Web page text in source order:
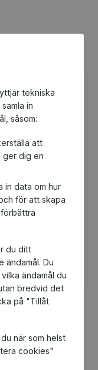
tekniska
in
såsom:
att
ger dig en
in data om hur
för att skapa
du ditt
ändamål. Du
ändamål du
bredvid det
på "Tillåt
när som helst
cookies"
Stockholm
Rugby FC
kr tillbaka